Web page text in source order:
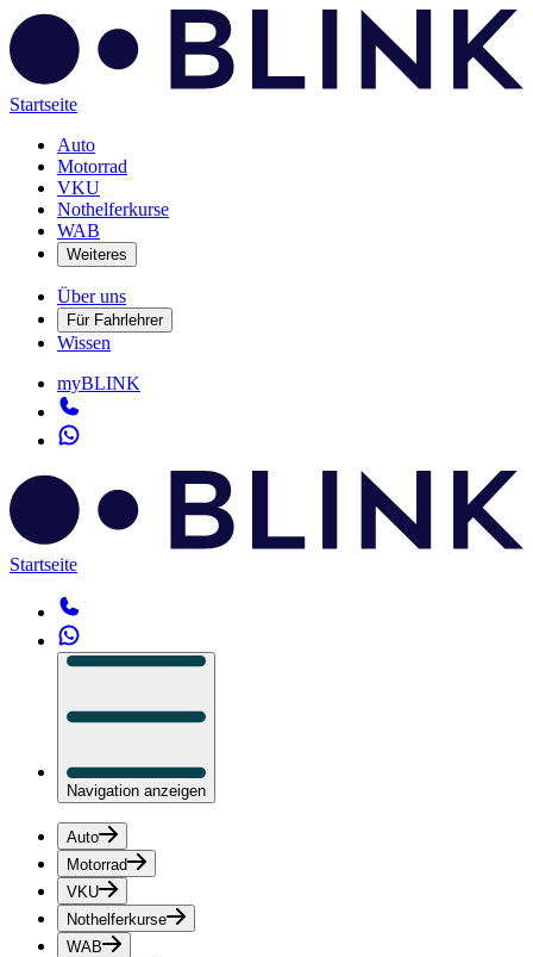
Startseite
Auto
Motorrad
VKU
Nothelferkurse
WAB
Weiteres
Über uns
Für Fahrlehrer
Wissen
myBLINK
Startseite
Navigation anzeigen
Auto
Motorrad
VKU
Nothelferkurse
WAB